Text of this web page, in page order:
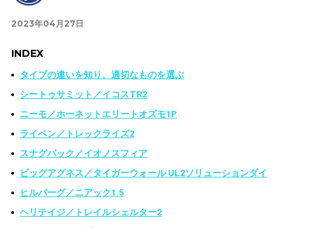
2023年04月27日
INDEX
タイプの違いを知り、適切なものを選ぶ
シートゥサミット／イコスTR2
ニーモ／ホーネットエリートオズモ1P
ライペン／トレックライズ2
スナグパック／イオノスフィア
ビッグアグネス／タイガーウォール UL2ソリューションダイ
ヒルバーグ／ニアック1.5
ヘリテイジ／トレイルシェルター2